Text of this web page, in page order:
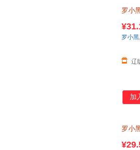
罗小
辽
罗小黑,
加
罗小